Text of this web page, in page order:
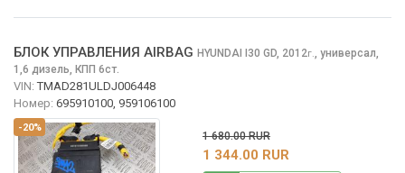
-20%
БЛОК УПРАВЛЕНИЯ AIRBAG HYUNDAI I30 GD, 2012г. универсал,
1,6 дизель, КПП 6ст.
VIN: TMAD281ULDJ006448
Номер: 695910100, 959106100
1 680.00 RUR
1 344.00 RUR